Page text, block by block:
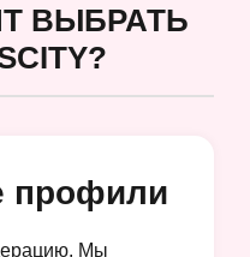
ВЫБРАТЬ
профили
Мы